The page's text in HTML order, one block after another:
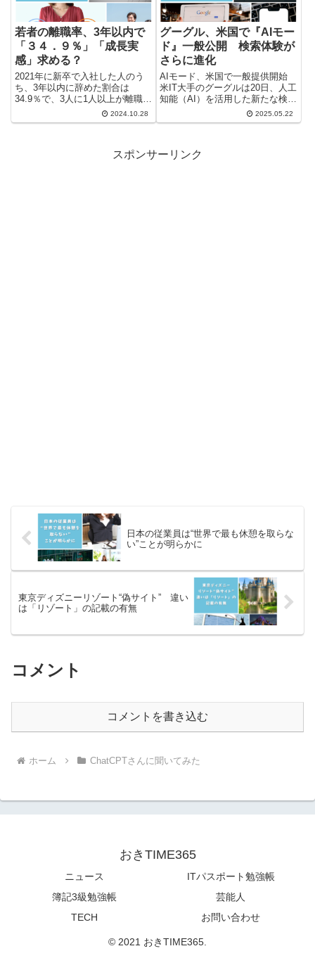
若者の離職率、3年以内で
「３４．９％」「成長実
感」求める？
2021年に新卒で入社した人のう
ち、3年以内に辞めた割合は
34.9％で、3人に1人以上が離職し
たことになります。この数字を多
いと感じるか少ないと感じるか
応がありました。専門家は、時...
2024.10.28
グーグル、米国で『AIモー
ド』一般公開 検索体験が
さらに進化
AIモード、米国で一般提供開始
米IT大手のグーグルは20日、人工
知能（AI）を活用した新たな検索
サービス「AIモード」を、米国に
おいて一般ユーザー向けに提供開
オープンAIの「チャッ...
2025.05.22
スポンサーリンク
日本の従業員は“世界で最も休憩を取らな
い”ことが明らかに
東京ディズニーリゾート“偽サイト” 違い
は「リゾート」の記載の有無
コメント
コメントを書き込む
ホーム ChatCPTさんに聞いてみた
おきTIME365
ニュース
ITパスポート勉強帳
簿記3級勉強帳
芸能人
TECH
お問い合わせ
© 2021 おきTIME365.